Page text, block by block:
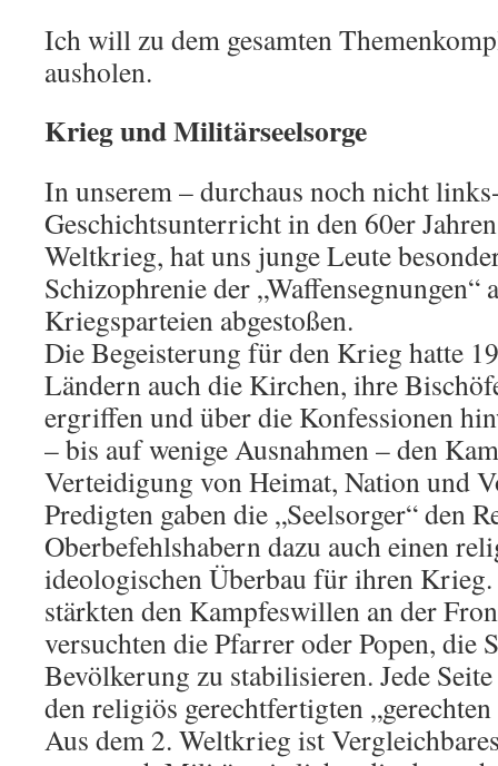
Ich will zu dem gesamten
ausholen.
Krieg und Militärseelsorge
In unserem – durchaus noch nicht
Geschichtsunterricht in den 60er
Weltkrieg, hat uns junge Leute
Schizophrenie der „Waffensegnungen“
Kriegsparteien abgestoßen.
Die Begeisterung für den Krieg hatte
Ländern auch die Kirchen, ihre
ergriffen und über die Konfessionen
– bis auf wenige Ausnahmen – den
Verteidigung von Heimat, Nation und
Predigten gaben die „Seelsorger“ den
Oberbefehlshabern dazu auch einen
ideologischen Überbau für ihren
stärkten den Kampfeswillen an der
versuchten die Pfarrer oder Popen, die
Bevölkerung zu stabilisieren. Jede
den religiös gerechtfertigten
Aus dem 2. Weltkrieg ist